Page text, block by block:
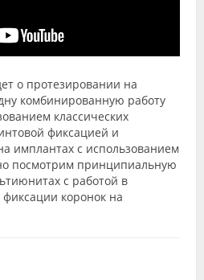
о протезировании на
комбинированную работу
классических
фиксацией и
имплантах с использованием
посмотрим принципиальную
с работой в
фиксации коронок на